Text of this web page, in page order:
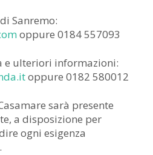
Sanremo:
oppure 0184 557093
e ulteriori informazioni:
oppure 0182 580012
sarà presente
a disposizione per
ogni esigenza